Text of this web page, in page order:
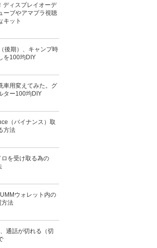
ディスプレイオーデ
ーブやアマプラ視聴
キット
後期）、キャンプ時
を100均DIY
車用変えてみた。グ
ター100均DIY
（バイナンス）取
方法
を受け取る為の
ウォレット内の
方法
通話が切れる（切